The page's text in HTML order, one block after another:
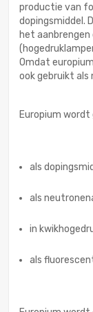
productie van
dopingsmiddel.
het aanbrengen
Omdat
ook gebruikt als
Europium wordt
als
als
in
als